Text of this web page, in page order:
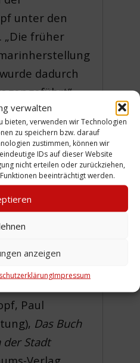
verwalten
bieten, verwenden wir Technologien
zu speichern bzw. darauf
zustimmen, können wir
IDs auf dieser Website
nicht erteilen oder zurückziehen,
beeinträchtigt werden.
anzeigen
Impressum
unter den
„Die früher
dadurch
Die Fusion
Aufschwung.
wurden
Weltkrieg
dem Krieg
(WE)
Paul
Das Buch
der Stadt